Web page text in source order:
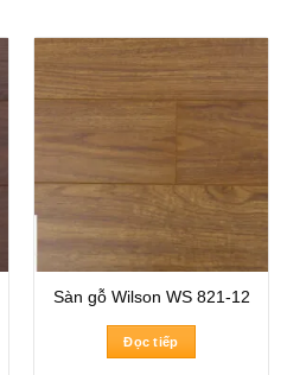
Sàn gỗ Wilson WS 821-12
Đọc tiếp